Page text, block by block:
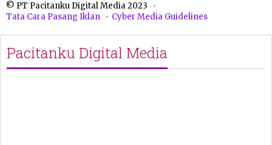
© PT Pacitanku Digital Media 2023
Tata Cara Pasang Iklan
Cyber Media Guidelines
Pacitanku Digital Media